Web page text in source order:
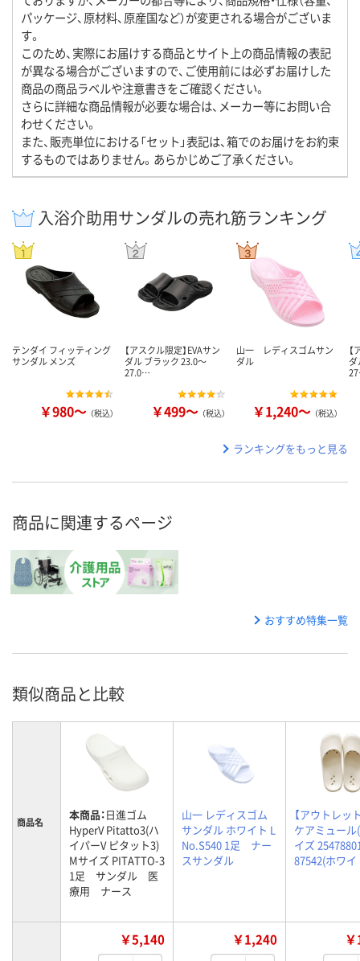
パッケージ、原材料、原産国など）が変更される場合がございま
す。
このため、実際にお届けする商品とサイト上の商品情報の表記
が異なる場合がございますので、ご使用前には必ずお届けした
商品の商品ラベルや注意書きをご確認ください。
さらに詳細な商品情報が必要な場合は、メーカー等にお問い合
わせください。
また、販売単位における「セット」表記は、箱でのお届けをお約束
するものではありません。あらかじめご了承ください。
入浴介助用サンダルの売れ筋ランキング
テンダイ フィッティング
サンダル メンズ
￥980～ （税込）
【アスクル限定】EVAサン
ダル ブラック 23.0～
27.0…
￥499～ （税込）
山一 レディスゴムサン
ダル
￥1,240～ （税込）
ランキングをもっと見る
商品に関連するページ
おすすめ特集一覧
類似商品と比較
商品名 本商品：日進ゴム
HyperV Pitatto3(ハ
イパーV ピタット3)
Mサイズ PITATTO-3
1足 サンダル 医
療用 ナース
山一 レディスゴム
サンダル ホワイト L
No.S540 1足 ナー
スサンダル
【アウトレッ
ケアミュール
イズ
87542(ホワイ
￥5,140 ￥1,240